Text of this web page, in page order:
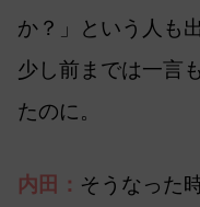
か？」という人も
少し前までは一言
たのに。
内田： そうなった